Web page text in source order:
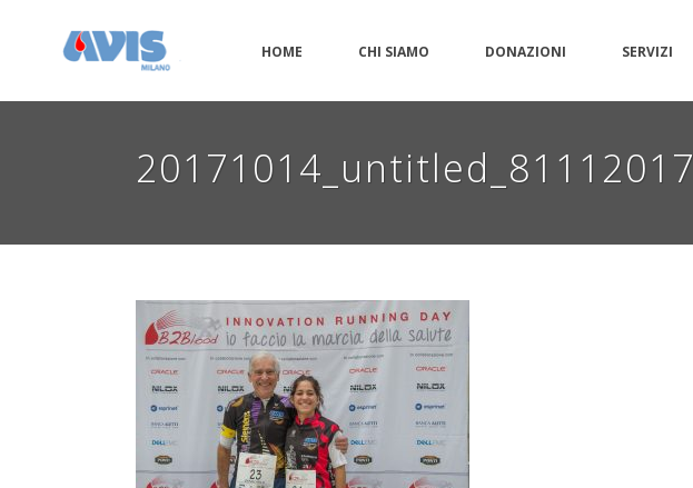
HOME CHI SIAMO DONAZIONI SERVIZI
20171014_untitled_81112017